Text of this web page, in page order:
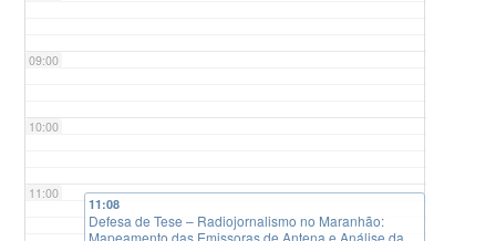
09:00
10:00
11:00
11:08
Defesa de Tese – Radiojornalismo no Maranhão:
Mapeamento das Emissoras de Antena e Análise da